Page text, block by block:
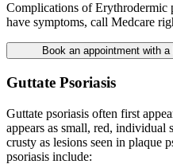
Complications of Erythrodermic
have symptoms, call Medcare
Book an appointment with
Guttate Psoriasis
Guttate psoriasis often first
appears as small, red, individual
crusty as lesions seen in plaque
psoriasis include: